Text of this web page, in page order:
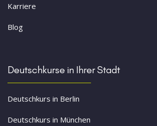
Karriere
Blog
Deutschkurse in Ihrer Stadt
Deutschkurs in Berlin
Deutschkurs in München